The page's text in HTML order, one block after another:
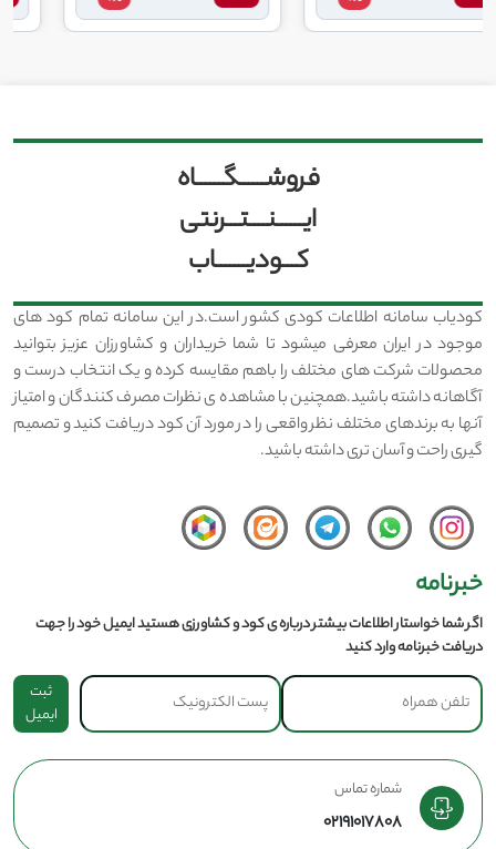
فروشــــــگــــــاه
ایــــــنــــتـــرنتی
کـــودیـــــــاب
کودیاب سامانه اطلاعات کودی کشور است.در این سامانه تمام کود های
موجود در ایران معرفی میشود تا شما خریداران و کشاورزان عزیز بتوانید
محصولات شرکت های مختلف را باهم مقایسه کرده و یک انتخاب درست و
آگاهانه داشته باشید.همچنین با مشاهده ی نظرات مصرف کنندگان و امتیاز
آنها به برندهای مختلف نظر واقعی را در مورد آن کود دریافت کنید و تصمیم
گیری راحت و آسان تری داشته باشید.
خبرنامه
اگر شما خواستار اطلاعات بیشتر درباره ی کود و کشاورزی هستید ایمیل خود را جهت
دریافت خبرنامه وارد کنید
ثبت
ایمیل
شماره تماس
02191017808